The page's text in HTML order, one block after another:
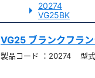
20274
VG25BK
VG25 ブランクフラ
製品コード ：20274 型